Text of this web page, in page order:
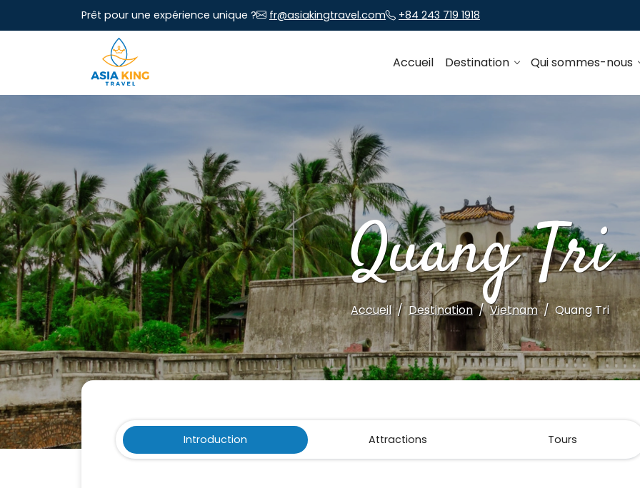
Prêt pour une expérience unique ? fr@asiakingtravel.com +84 243 719 1918
Accueil Destination Qui sommes-nous
Quang Tri
Accueil Destination Vietnam Quang Tri
Introduction Attractions Tours